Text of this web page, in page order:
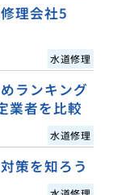
理会社5
水道修理
ランキング
業者を比較
水道修理
策を知ろう